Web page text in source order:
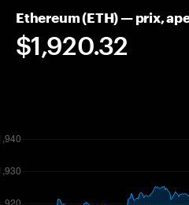
Ethereum (ETH) — prix,
$1,920.32